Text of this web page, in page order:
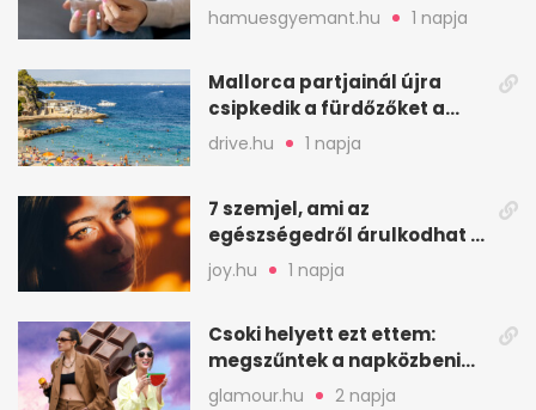
megelőzésében, de nem
mindenkinek
hamuesgyemant.hu 1 napja
Mallorca partjainál újra
csipkedik a fürdőzőket a
halak a sekély vízben
drive.hu 1 napja
7 szemjel, ami az
egészségedről árulkodhat –
erre figyelj oda
joy.hu 1 napja
Csoki helyett ezt ettem:
megszűntek a napközbeni
nassolási rohamok
glamour.hu 2 napja